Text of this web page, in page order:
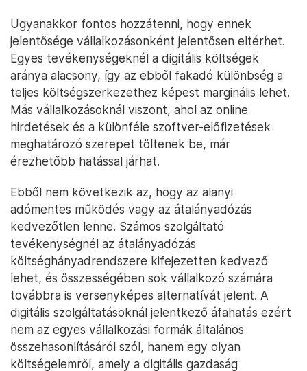
Ugyanakkor fontos hozzátenni, hogy ennek
jelentősége vállalkozásonként jelentősen eltérhet.
Egyes tevékenységeknél a digitális költségek
aránya alacsony, így az ebből fakadó különbség a
teljes költségszerkezethez képest marginális lehet.
Más vállalkozásoknál viszont, ahol az online
hirdetések és a különféle szoftver-előfizetések
meghatározó szerepet töltenek be, már
érezhetőbb hatással járhat.
Ebből nem következik az, hogy az alanyi
adómentes működés vagy az átalányadózás
kedvezőtlen lenne. Számos szolgáltató
tevékenységnél az átalányadózás
költséghányadrendszere kifejezetten kedvező
lehet, és összességében sok vállalkozó számára
továbbra is versenyképes alternatívát jelent. A
digitális szolgáltatásoknál jelentkező áfahatás ezért
nem az egyes vállalkozási formák általános
összehasonlításáról szól, hanem egy olyan
költségelemről, amely a digitális gazdaság